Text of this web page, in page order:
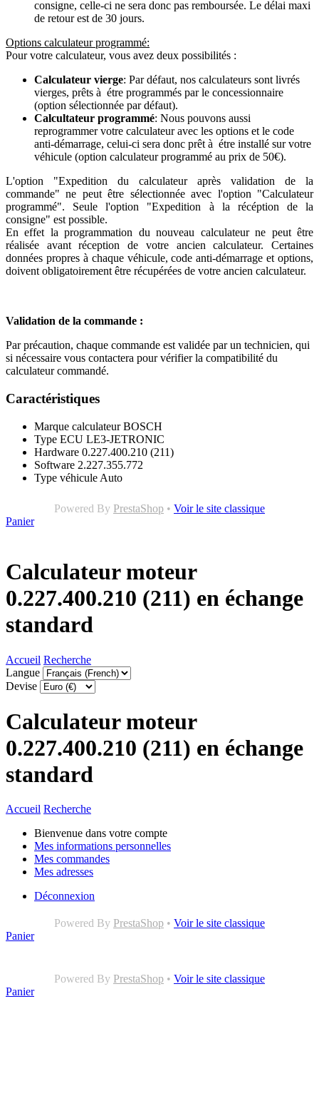
consigne, celle-ci ne sera donc pas remboursée. Le délai maxi
de retour est de 30 jours.
Options calculateur programmé:
Pour votre calculateur, vous avez deux possibilités :
Calculateur vierge: Par défaut, nos calculateurs sont livrés
vierges, prêts à étre programmés par le concessionnaire
(option sélectionnée par défaut).
Calcultateur programmé: Nous pouvons aussi
reprogrammer votre calculateur avec les options et le code
anti-démarrage, celui-ci sera donc prêt à étre installé sur votre
véhicule (option calculateur programmé au prix de 50€).
L'option "Expedition du calculateur après validation de la
commande" ne peut être sélectionnée avec l'option "Calculateur
programmé". Seule l'option "Expedition à la récéption de la
consigne" est possible.
En effet la programmation du nouveau calculateur ne peut être
réalisée avant réception de votre ancien calculateur. Certaines
données propres à chaque véhicule, code anti-démarrage et options,
doivent obligatoirement être récupérées de votre ancien calculateur.
Validation de la commande :
Par précaution, chaque commande est validée par un technicien, qui
si nécessaire vous contactera pour vérifier la compatibilité du
calculateur commandé.
Caractéristiques
Marque calculateur BOSCH
Type ECU LE3-JETRONIC
Hardware 0.227.400.210 (211)
Software 2.227.355.772
Type véhicule Auto
Powered By PrestaShop • Voir le site classique
Panier
Calculateur moteur
0.227.400.210 (211) en échange
standard
Accueil Recherche
Langue
Devise
Calculateur moteur
0.227.400.210 (211) en échange
standard
Accueil Recherche
Bienvenue dans votre compte
Mes informations personnelles
Mes commandes
Mes adresses
Déconnexion
Powered By PrestaShop • Voir le site classique
Panier
Powered By PrestaShop • Voir le site classique
Panier